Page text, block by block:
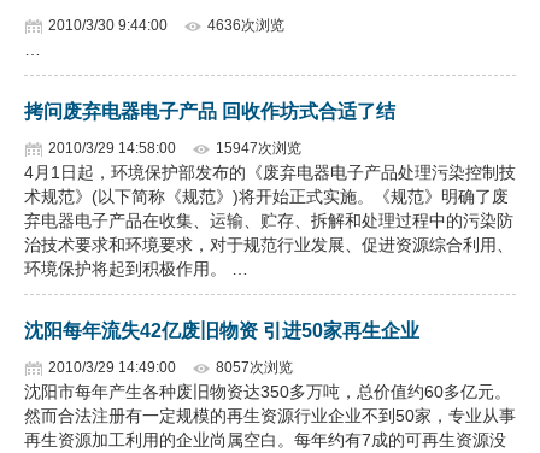
2010/3/30 9:44:00 4636次浏览
拷问废弃电器电子产品 回收作坊式合适了结
2010/3/29 14:58:00 15947次浏览
4月1日起，环境保护部发布的《废弃电器电子产品处理污染控制技
术规范》(以下简称《规范》)将开始正式实施。《规范》明确了废
弃电器电子产品在收集、运输、贮存、拆解和处理过程中的污染防
治技术要求和环境要求，对于规范行业发展、促进资源综合利用、
环境保护将起到积极作用。 …
沈阳每年流失42亿废旧物资 引进50家再生企业
2010/3/29 14:49:00 8057次浏览
沈阳市每年产生各种废旧物资达350多万吨，总价值约60多亿元。
然而合法注册有一定规模的再生资源行业企业不到50家，专业从事
再生资源加工利用的企业尚属空白。每年约有7成的可再生资源没